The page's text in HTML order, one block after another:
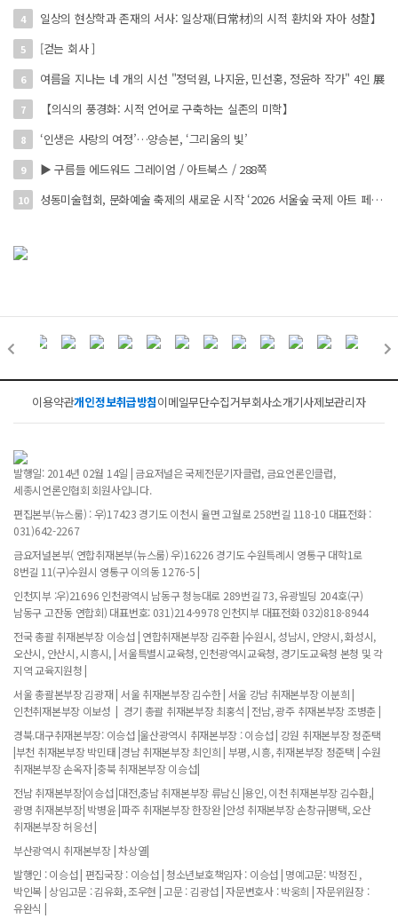
4 일상의 현상학과 존재의 서사: 일상재(日常材)의 시적 환치와 자아 성찰】
5 [걷는 회사 ]
6 여름을 지나는 네 개의 시선 "정덕원, 나지윤, 민선홍, 정윤하 작가" 4인 展
7 【의식의 풍경화: 시적 언어로 구축하는 실존의 미학】
8 ‘인생은 사랑의 여정’…양승본, ‘그리움의 빛’
9 ▶ 구름들 에드워드 그레이엄 / 아트북스 / 288쪽
10 성동미술협회, 문화예술 축제의 새로운 시작 ‘2026 서울숲 국제 아트 페스타’ 개최
이용약관개인정보취급방침이메일무단수집거부회사소개기사제보관리자
발행일: 2014년 02월 14일 | 금요저널은 국제전문기자클럽, 금요언론인클럽,
세종시언론인협회 회원사입니다.
편집본부(뉴스룸) : 우)17423 경기도 이천시 율면 고월로 258번길 118-10 대표전화 :
031)642-2267
금요저널본부( 연합취재본부(뉴스룸) 우)16226 경기도 수원특례시 영통구 대학1로
8번길 11(구)수원시 영통구 이의동 1276-5 |
인천지부 :우)21696 인천광역시 남동구 청능대로 289번길 73, 유광빌딩 204호(구)
남동구 고잔동 연합회) 대표번호: 031)214-9978 인천지부 대표전화 032)818-8944
전국 총괄 취재본부장 이승섭 | 연합취재본부장 김주환 |수원시, 성남시, 안양시, 화성시,
오산시, 안산시, 시흥시, | 서울특별시교육청, 인천광역시교육청, 경기도교육청 본청 및 각
지역 교육지원청 |
서울 총괄본부장 김광재 | 서울 취재본부장 김수한 | 서울 강남 취재본부장 이분희 |
인천취재본부장 이보성 | 경기 총괄 취재본부장 최홍석 | 전남, 광주 취재본부장 조병춘 |
경북.대구취재본부장: 이승섭 |울산광역시 취재본부장 : 이승섭 | 강원 취재본부장 정준택
|부천 취재본부장 박민태 |경남 취재본부장 최인희 | 부평, 시흥, 취재본부장 정준택 | 수원
취재본부장 손옥자 |충북 취재본부장 이승섭|
전남 취재본부장|이승섭 |대전,충남 취재본부장 류남신 |용인, 이천 취재본부장 김수환,|
광명 취재본부장| 박병윤 |파주 취재본부장 한장완 |안성 취재본부장 손창규|평택, 오산
취재본부장 허응선 |
부산광역시 취재본부장 | 차상열|
발행인 : 이승섭 | 편집국장 : 이승섭 | 청소년보호책임자 : 이승섭 | 명예고문: 박정진 ,
박인복 | 상임고문 : 김유화, 조우현 | 고문 : 김광섭 | 자문변호사 : 박웅희 | 자문위원장 :
유완식 |